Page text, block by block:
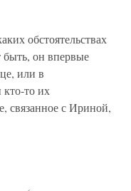
обстоятельствах
он впервые
или в
кто-то их
связанное с Ириной,